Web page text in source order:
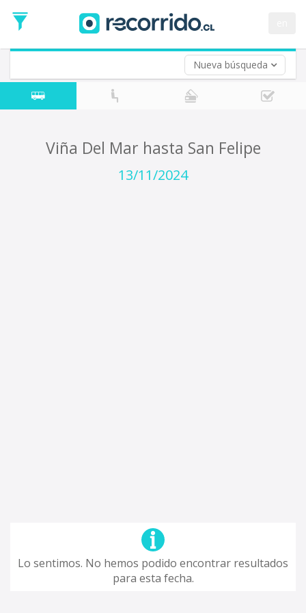
Nueva búsqueda
de
Ida
Vuelta (opcional)
Fecha
de
Viña Del Mar hasta San Felipe
13/11/2024
Lo sentimos. No hemos podido encontrar resultados
para esta fecha.